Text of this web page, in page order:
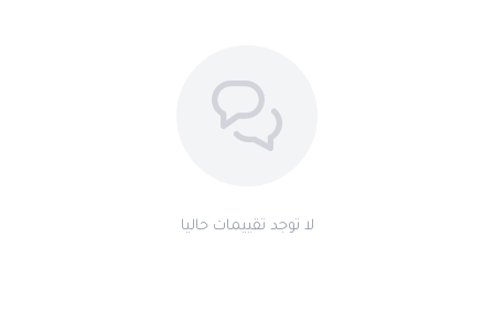
لا توجد تقييمات حاليا